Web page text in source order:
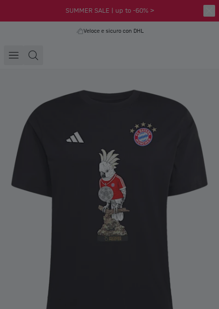
SUMMER SALE | up to -60% >
Veloce e sicuro con DHL